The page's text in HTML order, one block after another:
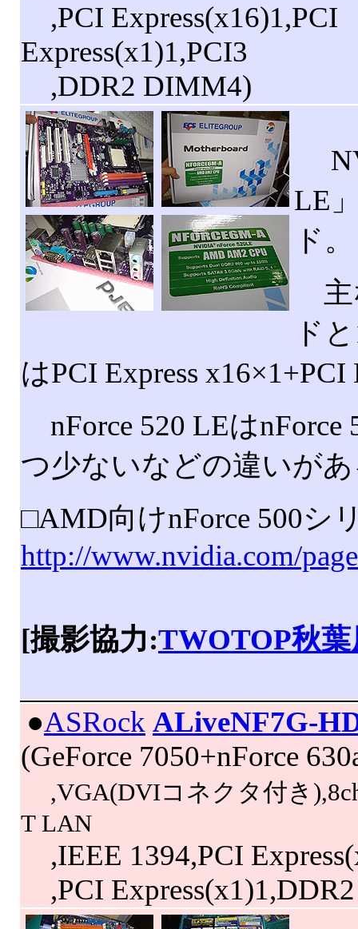
,PCI Express(x16)1,PCI
Express(x1)1,PCI3
,DDR2 DIMM4)
LE
ド。
主
ド
はPCI Express
nForce 520 LEは
つ少ないなどの違いが
□AMD向けnForce 500シ
http://www.nvidia.com/
[撮影協力:TWOTOP秋葉
●ASRock ALiveNF7G-
(GeForce 7050+nForce
,VGA(DVIコネクタ付き
T LAN
,IEEE 1394,PCI
,PCI